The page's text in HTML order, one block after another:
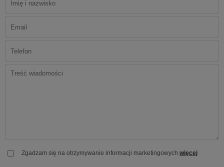
Zgadzam się na otrzymywanie informacji marketingowych więcej